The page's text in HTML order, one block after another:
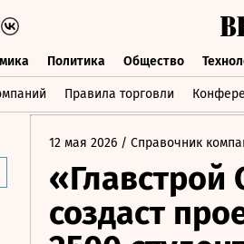
Политика Общество
Правила торговли
Политика Общество
12 мая 2026 / Справочник
«Главстрой
создаст